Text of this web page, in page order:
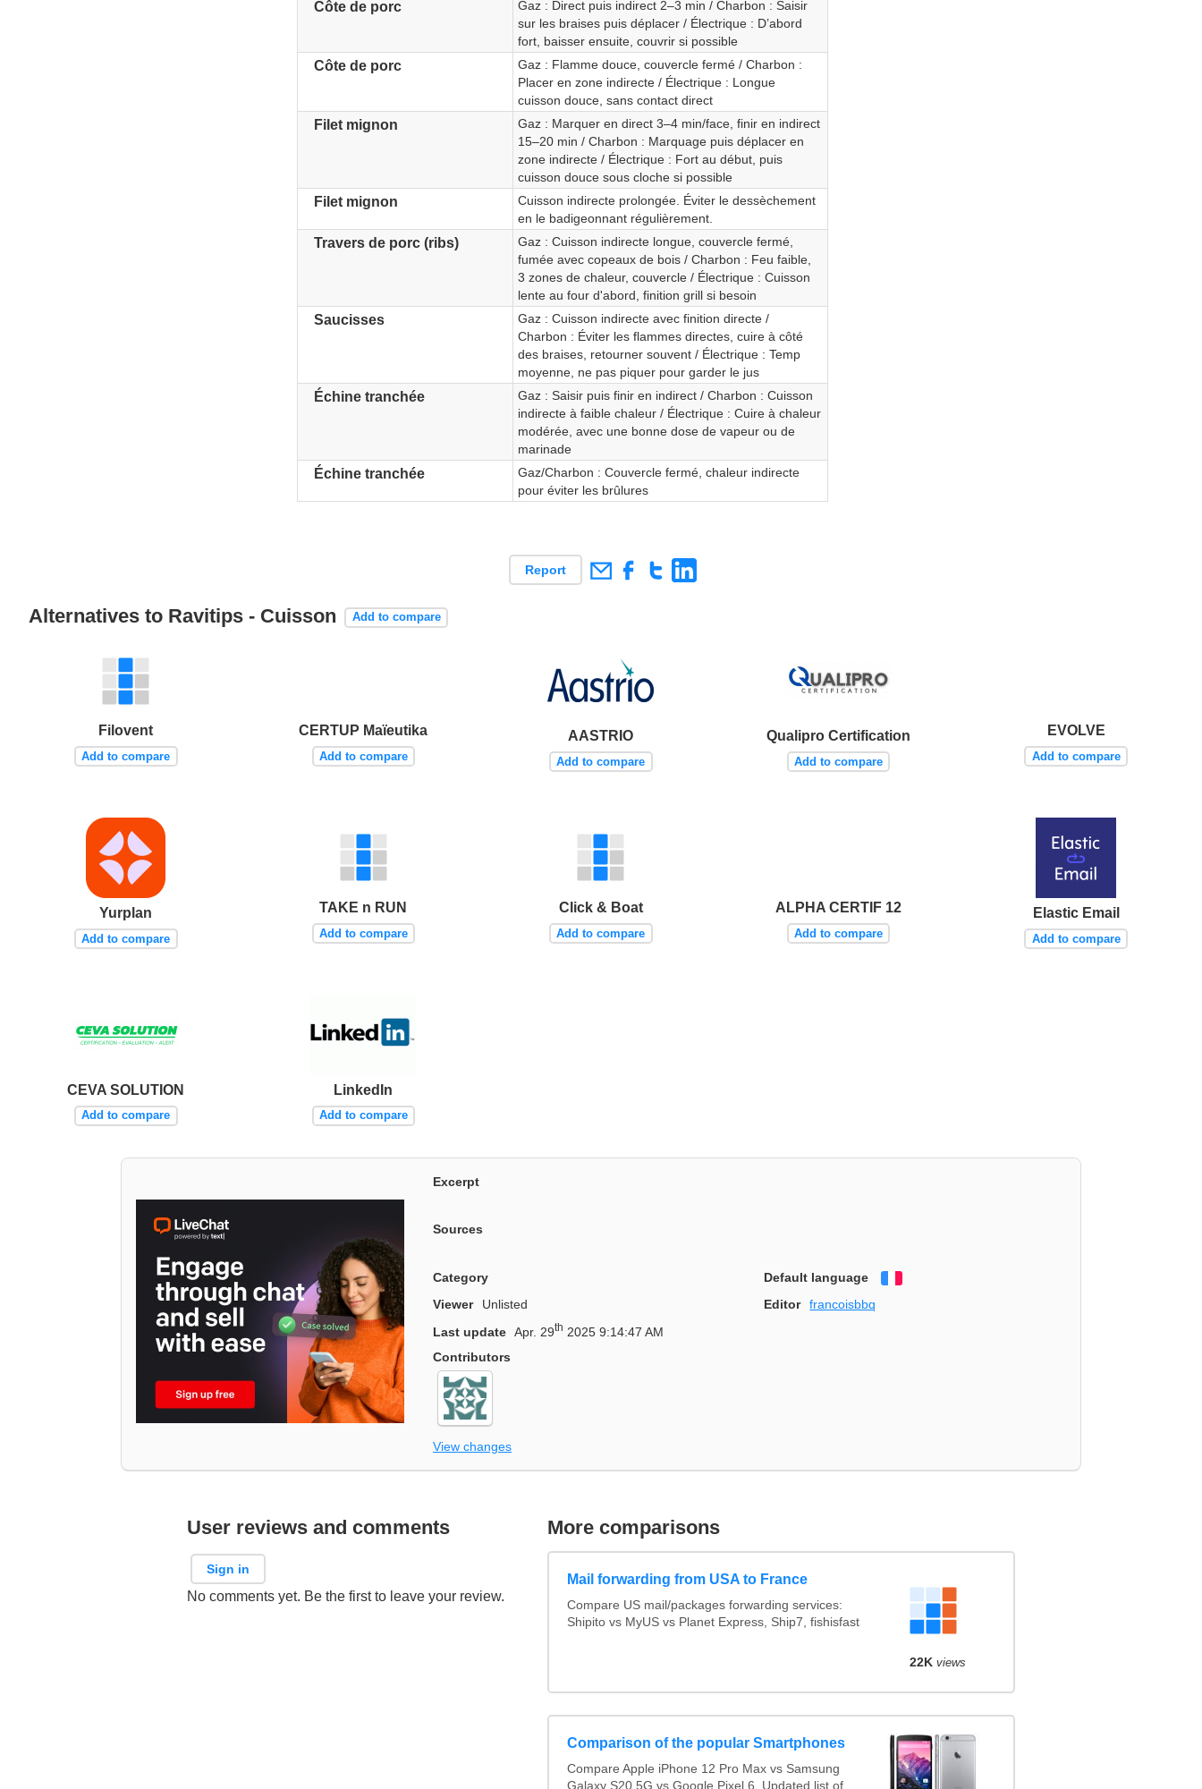
Côte de porc
Gaz : Direct puis indirect 2–3 min / Charbon : Saisir
sur les braises puis déplacer / Électrique : D’abord
fort, baisser ensuite, couvrir si possible
Côte de porc
Gaz : Flamme douce, couvercle fermé / Charbon :
Placer en zone indirecte / Électrique : Longue
cuisson douce, sans contact direct
Filet mignon
Gaz : Marquer en direct 3–4 min/face, finir en indirect
15–20 min / Charbon : Marquage puis déplacer en
zone indirecte / Électrique : Fort au début, puis
cuisson douce sous cloche si possible
Filet mignon
Cuisson indirecte prolongée. Éviter le dessèchement
en le badigeonnant régulièrement.
Travers de porc (ribs)
Gaz : Cuisson indirecte longue, couvercle fermé,
fumée avec copeaux de bois / Charbon : Feu faible,
3 zones de chaleur, couvercle / Électrique : Cuisson
lente au four d'abord, finition grill si besoin
Saucisses
Gaz : Cuisson indirecte avec finition directe /
Charbon : Éviter les flammes directes, cuire à côté
des braises, retourner souvent / Électrique : Temp
moyenne, ne pas piquer pour garder le jus
Échine tranchée
Gaz : Saisir puis finir en indirect / Charbon : Cuisson
indirecte à faible chaleur / Électrique : Cuire à chaleur
modérée, avec une bonne dose de vapeur ou de
marinade
Échine tranchée
Gaz/Charbon : Couvercle fermé, chaleur indirecte
pour éviter les brûlures
Report
Alternatives to Ravitips - Cuisson Add to compare
Filovent
Add to compare
CERTUP Maïeutika
Add to compare
AASTRIO
Add to compare
Qualipro Certification
Add to compare
EVOLVE
Add to compare
Yurplan
Add to compare
TAKE n RUN
Add to compare
Click & Boat
Add to compare
ALPHA CERTIF 12
Add to compare
Elastic Email
Add to compare
CEVA SOLUTION
Add to compare
LinkedIn
Add to compare
Excerpt
Sources
Category Default language
Viewer
Unlisted Editor
francoisbbq
Last update Apr. 29th 2025 9:14:47 AM
Contributors
View changes
User reviews and comments
Sign in
No comments yet. Be the first to leave your review.
More comparisons
Mail forwarding from USA to France
Compare US mail/packages forwarding services:
Shipito vs MyUS vs Planet Express, Ship7, fishisfast
22K views
Comparison of the popular Smartphones
Compare Apple iPhone 12 Pro Max vs Samsung
Galaxy S20 5G vs Google Pixel 6. Updated list of